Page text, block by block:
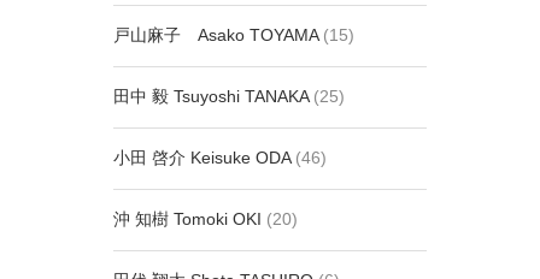
戸山麻子 Asako TOYAMA (15)
田中 毅 Tsuyoshi TANAKA (25)
小田 啓介 Keisuke ODA (46)
沖 知樹 Tomoki OKI (20)